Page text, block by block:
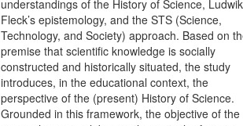
understandings of the History of Science, Ludwik
Fleck’s epistemology, and the STS (Science,
Technology, and Society) approach. Based on
premise that scientific knowledge is socially
constructed and historically situated, the study
introduces, in the educational context, the
perspective of the (present) History of Science.
Grounded in this framework, the objective of the